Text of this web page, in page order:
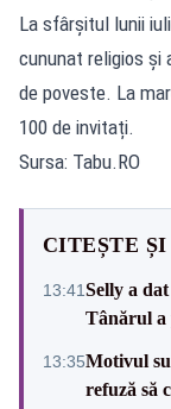
La sfârșitul lunii
cununat religios și
de poveste. La
100 de invitați.
Sursa: Tabu.RO
CITEȘTE ȘI
13:41Selly a
Tânărul a
13:35Motivul
refuză să